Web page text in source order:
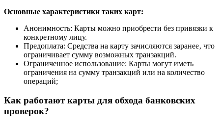
Основные характеристики таких карт:
Анонимность: Карты можно приобрести без привязки к
конкретному лицу.
Предоплата: Средства на карту зачисляются заранее‚ что
ограничивает сумму возможных транзакций.
Ограниченное использование: Карты могут иметь
ограничения на сумму транзакций или на количество
операций;
Как работают карты для обхода банковских
проверок?